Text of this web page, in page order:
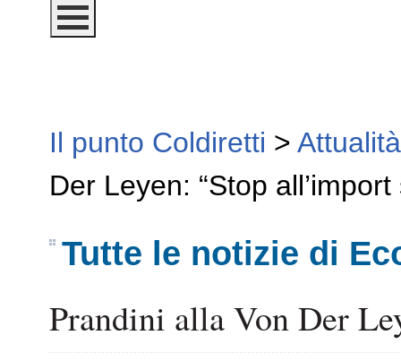
Il punto Coldiretti > Attualità
Der Leyen: “Stop all’import
Tutte le notizie di
Prandini alla Von Der